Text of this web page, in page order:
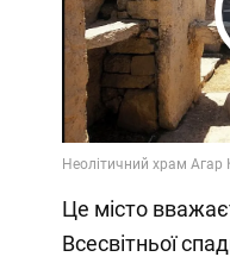
Це місто
Всесвітньої